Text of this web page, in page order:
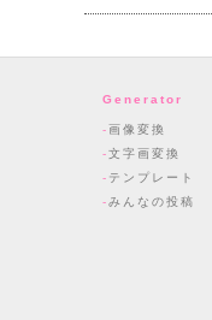
Generator
画像変換
文字画変換
テンプレート
みんなの投稿